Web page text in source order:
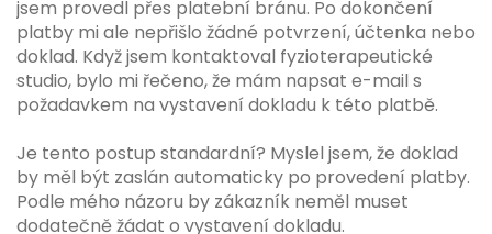
jsem provedl přes platební bránu. Po dokončení
platby mi ale nepřišlo žádné potvrzení, účtenka nebo
doklad. Když jsem kontaktoval fyzioterapeutické
studio, bylo mi řečeno, že mám napsat e-mail s
požadavkem na vystavení dokladu k této platbě.
Je tento postup standardní? Myslel jsem, že doklad
by měl být zaslán automaticky po provedení platby.
Podle mého názoru by zákazník neměl muset
dodatečně žádat o vystavení dokladu.